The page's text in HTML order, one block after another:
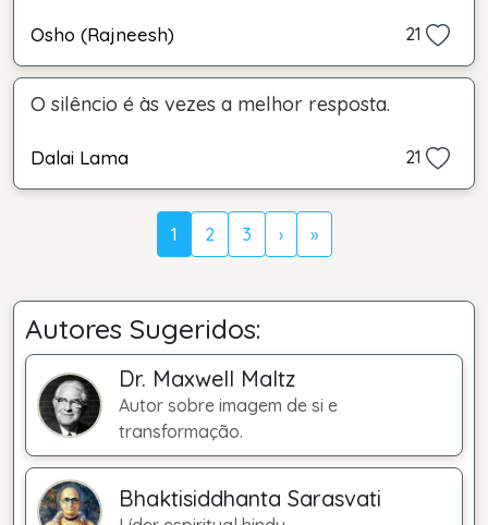
Osho (Rajneesh) 21
O silêncio é às vezes a melhor resposta.
Dalai Lama 21
1 2 3 › »
Autores Sugeridos:
Dr. Maxwell Maltz
Autor sobre imagem de si e
transformação.
Bhaktisiddhanta Sarasvati